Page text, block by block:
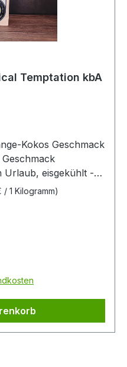
- Tropical Temptation kbA
Kokos Geschmack
Urlaub, eisgekühlt -
an heißen
1 Kilogramm)